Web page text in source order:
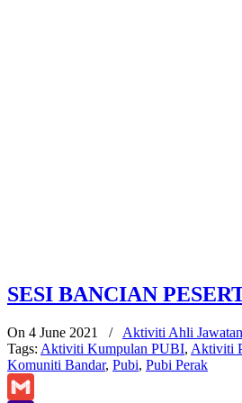
SESI BANCIAN
On 4 June 2021 / Aktiviti Ahli
Tags: Aktiviti Kumpulan PUBI, Aktiviti
Komuniti Bandar, Pubi, Pubi Perak